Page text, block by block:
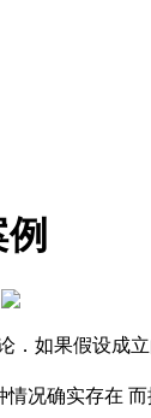
如果假设成
况确实存在